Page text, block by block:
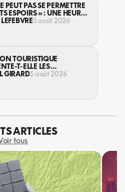
PEUT PAS SE PERMETTRE
ESPOIRS » : UNE HEURE
LEWIS
5 août 2026
TOURISTIQUE
T-ELLE LES
CONTRE LES
GIRARD5 août 2026
ARTICLES
tous